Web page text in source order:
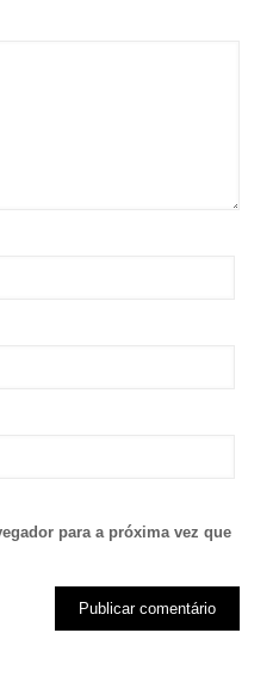
para a próxima vez que